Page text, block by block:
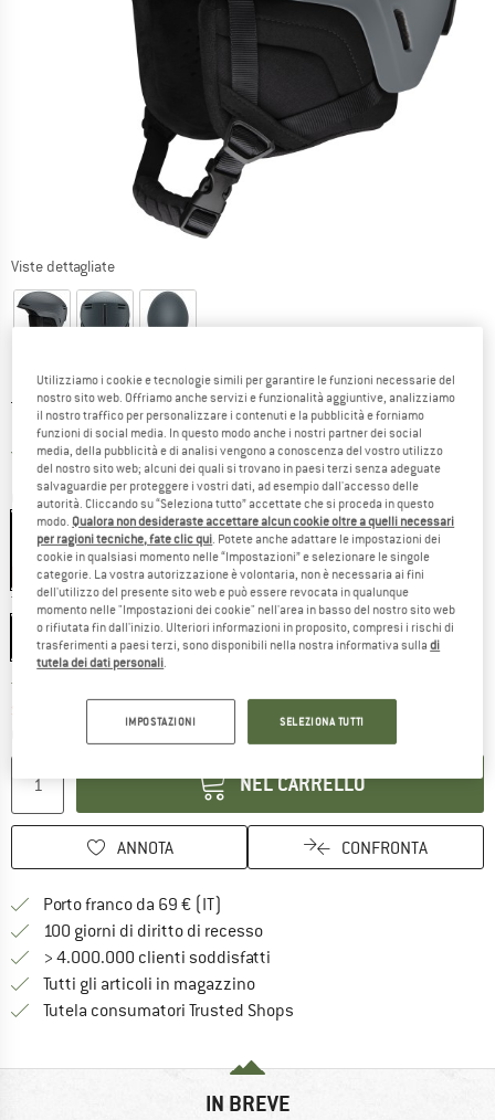
Viste dettagliate
Prezzo originale :
114,95€
Prezzo:
103,46€ incl. IVA
Nessuna spesa di spedizione(IT)Italia. Informazioni sui
Colore:Matte Slate
10%
Taglia:51-55 cm - S
51-55 cm - S 55-59 cm - M 59-63 cm - L
Tempi di consegna: 3-5 giorni lavorativi
Soltanto uno in magazzino!
NEL CARRELLO
ANNOTA CONFRONTA
Porto franco da 69 € (IT)
100 giorni di diritto di recessoVai alla politica di recesso qui
> 4.000.000 clienti soddisfatti
Tutti gli articoli in magazzino
Tutela consumatori Trusted Shops
IN BREVE
Utilizziamo i cookie e tecnologie simili per garantire le funzioni necessarie del
nostro sito web. Offriamo anche servizi e funzionalità aggiuntive, analizziamo
il nostro traffico per personalizzare i contenuti e la pubblicità e forniamo
funzioni di social media. In questo modo anche i nostri partner dei social
media, della pubblicità e di analisi vengono a conoscenza del vostro utilizzo
del nostro sito web; alcuni dei quali si trovano in paesi terzi senza adeguate
salvaguardie per proteggere i vostri dati, ad esempio dall'accesso delle
autorità. Cliccando su “Seleziona tutto” accettate che si proceda in questo
modo. Qualora non desideraste accettare alcun cookie oltre a quelli necessari
per ragioni tecniche, fate clic qui . Potete anche adattare le impostazioni dei
cookie in qualsiasi momento nelle “Impostazioni” e selezionare le singole
categorie. La vostra autorizzazione è volontaria, non è necessaria ai fini
dell'utilizzo del presente sito web e può essere revocata in qualunque
momento nelle "Impostazioni dei cookie" nell'area in basso del nostro sito web
o rifiutata fin dall'inizio. Ulteriori informazioni in proposito, compresi i rischi di
trasferimenti a paesi terzi, sono disponibili nella nostra informativa sulladi
tutela dei dati personali
IMPOSTAZIONI SELEZIONA TUTTI